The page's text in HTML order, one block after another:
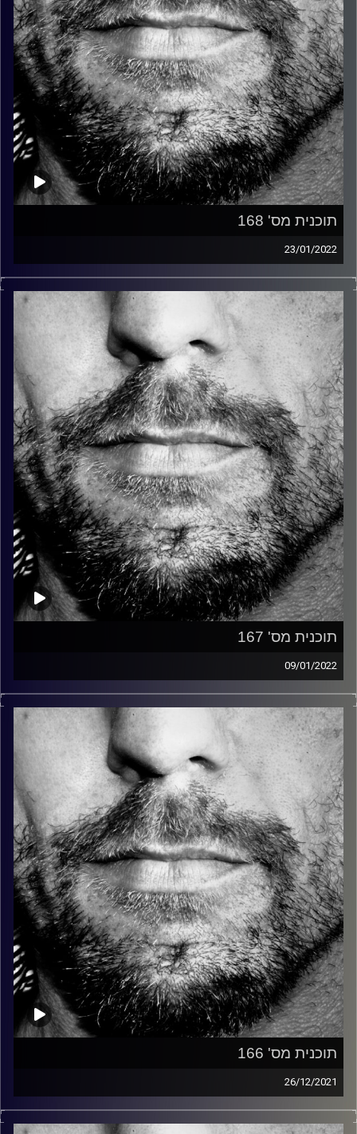
תוכנית מס' 168
23/01/2022
זיפים, מוזיקה מחוספסת של הופעות חיות. הרבה ג'אם, רוק,
בלוז, bluegrass, ג'אז, Fאנק, פרוגרסיב ואפילו אלקטרוניקה.
כל מה שחי, אמיתי ונושם.
עם שמוליק רגב.
קרדיט תמונות: David Goehring
תוכנית מס' 167
09/01/2022
זיפים, מוזיקה מחוספסת של הופעות חיות. הרבה ג'אם, רוק,
בלוז, bluegrass, ג'אז, Fאנק, פרוגרסיב ואפילו אלקטרוניקה.
כל מה שחי, אמיתי ונושם.
עם שמוליק רגב.
קרדיט תמונות: David Goehring
תוכנית מס' 166
26/12/2021
זיפים, מוזיקה מחוספסת של הופעות חיות. הרבה ג'אם, רוק,
בלוז, bluegrass, ג'אז, Fאנק, פרוגרסיב ואפילו אלקטרוניקה.